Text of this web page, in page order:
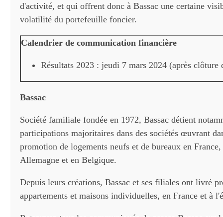
d'activité, et qui offrent donc à Bassac une certaine
volatilité du portefeuille foncier.
Calendrier de communication financière
Résultats 2023 : jeudi 7 mars 2024 (après clôture
Bassac
Société familiale fondée en 1972, Bassac détient
participations majoritaires dans des sociétés œuvrant
promotion de logements neufs et de bureaux en France,
Allemagne et en Belgique.
Depuis leurs créations, Bassac et ses filiales ont livré
appartements et maisons individuelles, en France et à